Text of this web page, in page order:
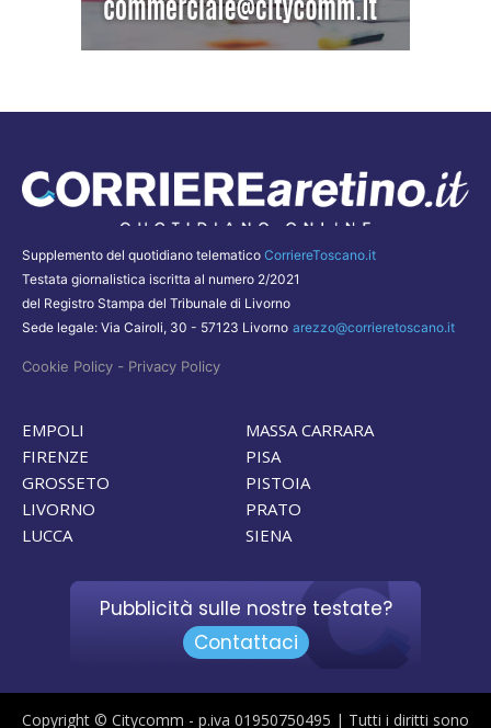
Supplemento del quotidiano telematico CorriereToscano.it
Testata giornalistica iscritta al numero 2/2021
del Registro Stampa del Tribunale di Livorno
Sede legale: Via Cairoli, 30 - 57123 Livorno arezzo@corrieretoscano.it
Cookie Policy - Privacy Policy
EMPOLI
FIRENZE
GROSSETO
LIVORNO
LUCCA
MASSA CARRARA
PISA
PISTOIA
PRATO
SIENA
Pubblicità sulle nostre testate?
Contattaci
Copyright © Citycomm - p.iva 01950750495 | Tutti i diritti sono